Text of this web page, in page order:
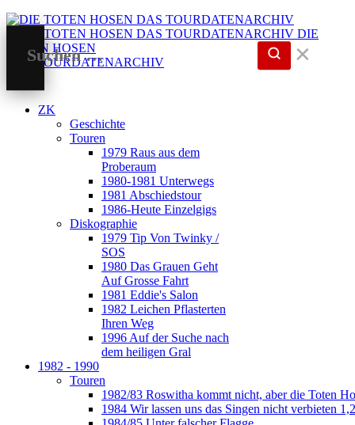
DIE
TOTEN HOSEN
DAS TOURDATENARCHIV
✕
ZK
Geschichte
Touren
1979 Raus aus dem
Proberaum
1980-1981 Unterwegs
1981 Abschiedstour
1986-Heute Einzelgigs
Diskographie
1979 Tip Von Twinky /
SOS
1980 Das Grauen Geht
Auf Grosse Fahrt
1981 Eddie's Salon
1982 Leichen Pflasterten
Ihren Weg
1996 Auf der Suche nach
dem heiligen Gral
1982 - 1990
Touren
1982/83 Roswitha kommt nicht, aber die Toten
1984 Wir lassen uns das Singen nicht verbieten